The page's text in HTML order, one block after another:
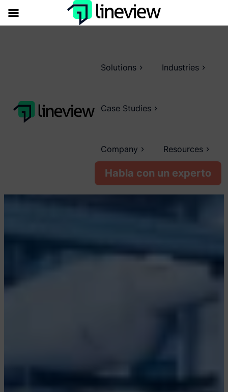
Solutions Industries
Case Studies
Company Resources
Habla con un experto